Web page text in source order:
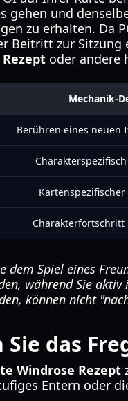
gehen und
zu erhalten. Da
Beitritt zur Sitzung
oder andere
Mechanik-
Berühren eines neuen
Charakterfortschritt
dem Spiel eines
während Sie
können nicht
das
Windrose Rezept
Entern oder